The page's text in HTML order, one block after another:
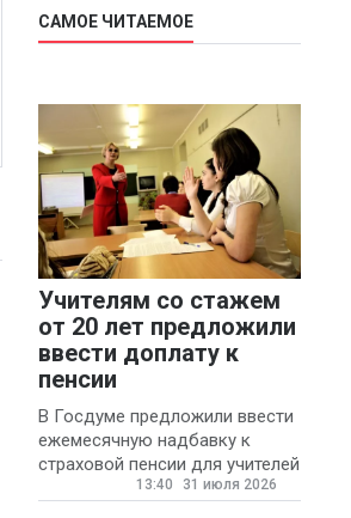
САМОЕ ЧИТАЕМОЕ
Учителям со стажем
от 20 лет предложили
ввести доплату к
пенсии
В Госдуме предложили ввести
ежемесячную надбавку к
страховой пенсии для учителей
государственных и
13:40 31 июля 2026